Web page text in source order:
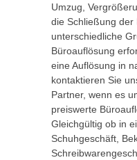
Umzug,
die Schließung der
unterschiedliche
Büroauflösung
eine Auflösung in
kontaktieren Sie
Partner, wenn es
preiswerte
Gleichgültig ob in
Schuhgeschäft,